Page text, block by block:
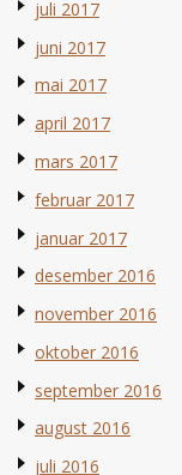
juli 2017
juni 2017
mai 2017
april 2017
mars 2017
februar 2017
januar 2017
desember 2016
november 2016
oktober 2016
september 2016
august 2016
juli 2016